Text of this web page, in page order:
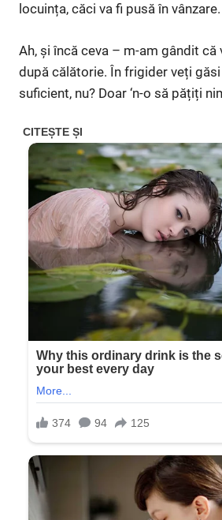
locuința, căci va fi pusă în vânzare.
Ah, și încă ceva – m-am gândit
după călătorie. În frigider veți
suficient, nu? Doar ‘n-o să pățiți